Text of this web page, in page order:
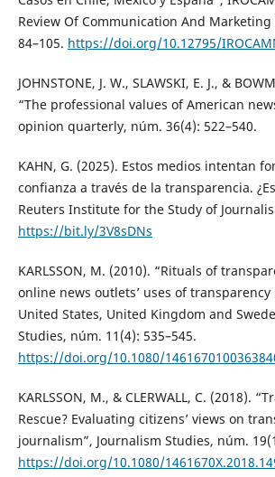
Review Of Communication And
84–105. https://doi.org/10.12795/
JOHNSTONE, J. W., SLAWSKI, E. J., &
“The professional values of American
opinion quarterly, núm. 36(4): 522–540.
KAHN, G. (2025). Estos medios intentan
confianza a través de la transparencia.
Reuters Institute for the Study of
https://bit.ly/3V8sDNs
KARLSSON, M. (2010). “Rituals of
online news outlets’ uses of
United States, United Kingdom and
Studies, núm. 11(4): 535–545.
https://doi.org/10.1080/
KARLSSON, M., & CLERWALL, C. (2018).
Rescue? Evaluating citizens’ views on
journalism”, Journalism Studies, núm.
https://doi.org/10.1080/